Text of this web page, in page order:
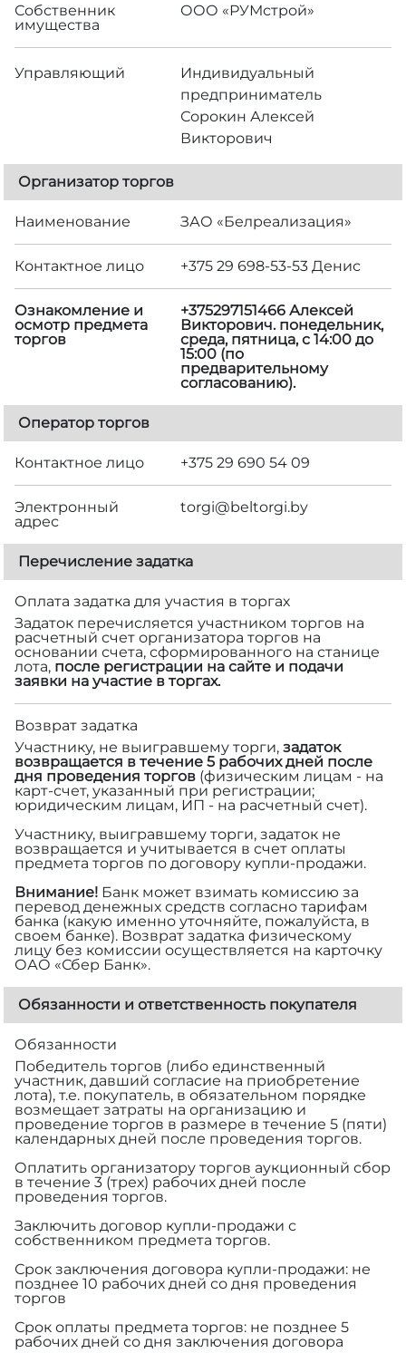
Собственник
имущества
ООО «РУМстрой»
Управляющий
Индивидуальный
предприниматель
Сорокин Алексей
Викторович
Организатор торгов
Наименование ЗАО «Белреализация»
Контактное лицо +375 29 698-53-53 Денис
Ознакомление и
осмотр предмета
торгов
+375297151466 Алексей
Викторович. понедельник,
среда, пятница, с 14:00 до
15:00 (по
предварительному
согласованию).
Оператор торгов
Контактное лицо +375 29 690 54 09
Электронный
адрес
torgi@beltorgi.by
Перечисление задатка
Оплата задатка для участия в торгах
Задаток перечисляется участником торгов на
расчетный счет организатора торгов на
основании счета, сформированного на станице
лота, после регистрации на сайте и подачи
заявки на участие в торгах.
Возврат задатка
Участнику, не выигравшему торги, задаток
возвращается в течение 5 рабочих дней после
дня проведения торгов (физическим лицам - на
карт-счет, указанный при регистрации;
юридическим лицам, ИП - на расчетный счет).
Участнику, выигравшему торги, задаток не
возвращается и учитывается в счет оплаты
предмета торгов по договору купли-продажи.
Внимание! Банк может взимать комиссию за
перевод денежных средств согласно тарифам
банка (какую именно уточняйте, пожалуйста, в
своем банке). Возврат задатка физическому
лицу без комиссии осуществляется на карточку
ОАО «Сбер Банк».
Обязанности и ответственность покупателя
Обязанности
Победитель торгов (либо единственный
участник, давший согласие на приобретение
лота), т.е. покупатель, в обязательном порядке
возмещает затраты на организацию и
проведение торгов в размере в течение 5 (пяти)
календарных дней после проведения торгов.
Оплатить организатору торгов аукционный сбор
в течение 3 (трех) рабочих дней после
проведения торгов.
Заключить договор купли-продажи с
собственником предмета торгов.
Срок заключения договора купли-продажи: не
позднее 10 рабочих дней со дня проведения
торгов
Срок оплаты предмета торгов: не позднее 5
рабочих дней со дня заключения договора